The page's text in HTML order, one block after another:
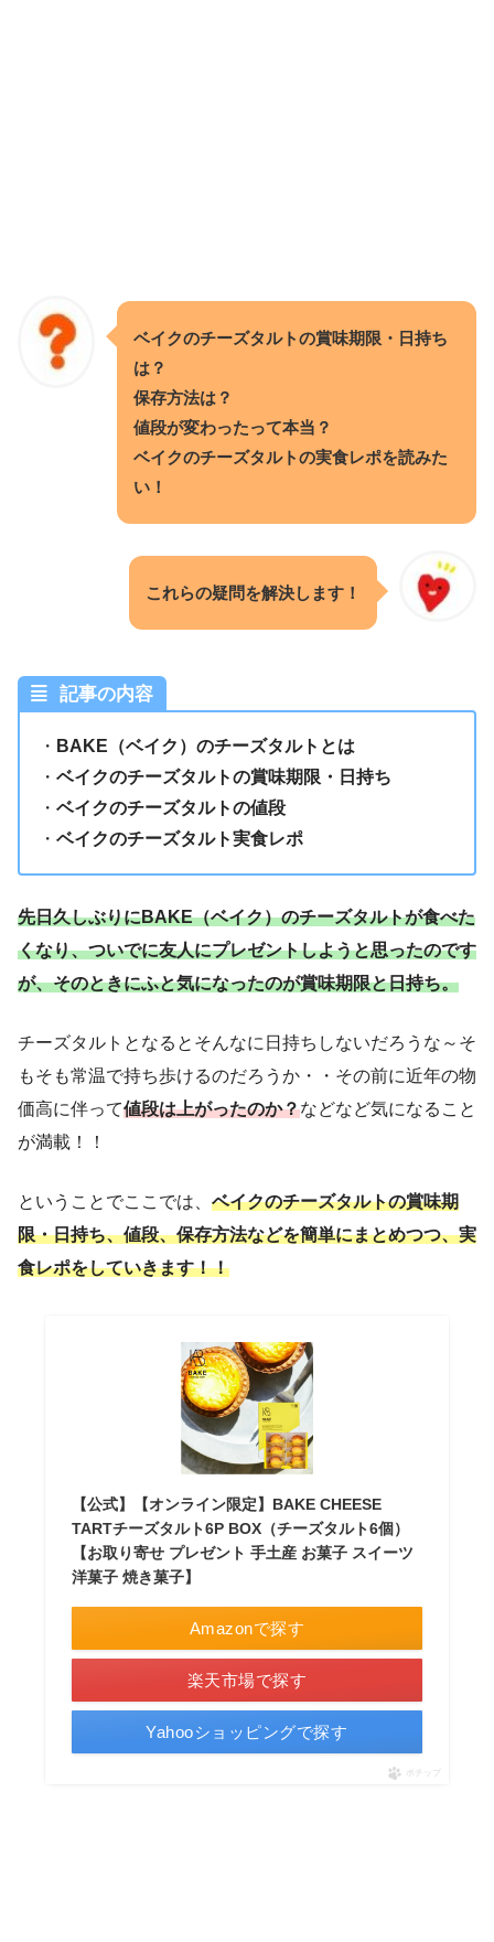
ベイクのチーズタルトの賞味期限・日持ち
は？
保存方法は？
値段が変わったって本当？
ベイクのチーズタルトの実食レポを読みた
い！
これらの疑問を解決します！
記事の内容
・ BAKE（ベイク）のチーズタルトとは
・ベイクのチーズタルトの賞味期限・日持ち
・ベイクのチーズタルトの値段
・ベイクのチーズタルト実食レポ
先日久しぶりにBAKE（ベイク）のチーズタルトが食べた
くなり、ついでに友人にプレゼントしようと思ったのです
が、そのときにふと気になったのが賞味期限と日持ち。
チーズタルトとなるとそんなに日持ちしないだろうな～そ
もそも常温で持ち歩けるのだろうか・・その前に近年の物
価高に伴って値段は上がったのか？などなど気になること
が満載！！
ということでここでは、 ベイクのチーズタルトの賞味期
限・日持ち、値段、保存方法などを簡単にまとめつつ、実
食レポをしていきます！！
【公式】【オンライン限定】BAKE CHEESE
TARTチーズタルト6P BOX（チーズタルト6個）
【お取り寄せ プレゼント 手土産 お菓子 スイーツ
洋菓子 焼き菓子】
Amazonで探す
楽天市場で探す
Yahooショッピングで探す
ポチップ